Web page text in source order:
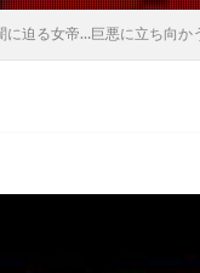
に迫る女帝…巨悪に立ち向